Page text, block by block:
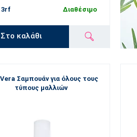
Διαθέσιμο
Στο καλάθι
Σαμπουάν για όλους τους
τύπους μαλλιών